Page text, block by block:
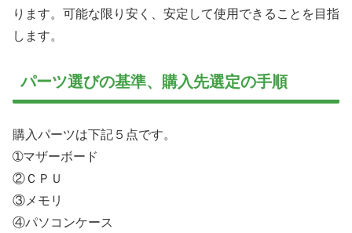
ります。可能な限り安く、安定して使用できることを目指
します。
パーツ選びの基準、購入先選定の手順
購入パーツは下記５点です。
➀マザーボード
②ＣＰＵ
③メモリ
④パソコンケース